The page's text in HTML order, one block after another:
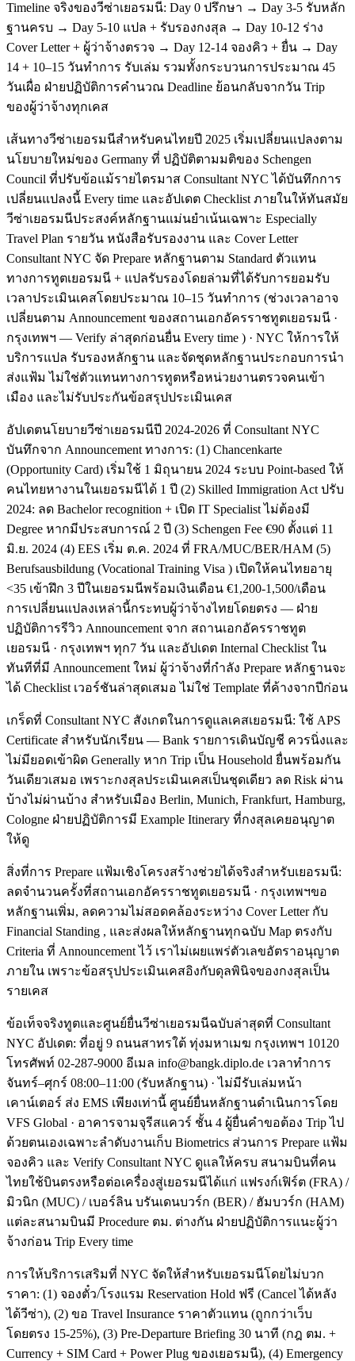
Timeline จริงของวีซ่าเยอรมนี: Day 0 ปรึกษา → Day 3-5 รับหลัก
ฐานครบ → Day 5-10 แปล + รับรองกงสุล → Day 10-12 ร่าง
Cover Letter + ผู้ว่าจ้างตรวจ → Day 12-14 จองคิว + ยื่น → Day
14 + 10–15 วันทำการ รับเล่ม รวมทั้งกระบวนการประมาณ 45
วันเผื่อ ฝ่ายปฏิบัติการคำนวณ Deadline ย้อนกลับจากวัน Trip
ของผู้ว่าจ้างทุกเคส
เส้นทางวีซ่าเยอรมนีสำหรับคนไทยปี 2025 เริ่มเปลี่ยนแปลงตาม
นโยบายใหม่ของ Germany ที่ ปฏิบัติตามมติของ Schengen
Council ที่ปรับข้อแม้รายไตรมาส Consultant NYC ได้บันทึกการ
เปลี่ยนแปลงนี้ Every time และอัปเดต Checklist ภายในให้ทันสมัย
วีซ่าเยอรมนีประสงค์หลักฐานแม่นยำเน้นเฉพาะ Especially
Travel Plan รายวัน หนังสือรับรองงาน และ Cover Letter
Consultant NYC จัด Prepare หลักฐานตาม Standard ตัวแทน
ทางการทูตเยอรมนี + แปลรับรองโดยล่ามที่ได้รับการยอมรับ
เวลาประเมินเคสโดยประมาณ 10–15 วันทำการ (ช่วงเวลาอาจ
เปลี่ยนตาม Announcement ของสถานเอกอัครราชทูตเยอรมนี ·
กรุงเทพฯ — Verify ล่าสุดก่อนยื่น Every time ) · NYC ให้การให้
บริการแปล รับรองหลักฐาน และจัดชุดหลักฐานประกอบการนำ
ส่งแฟ้ม ไม่ใช่ตัวแทนทางการทูตหรือหน่วยงานตรวจคนเข้า
เมือง และไม่รับประกันข้อสรุปประเมินเคส
อัปเดตนโยบายวีซ่าเยอรมนีปี 2024-2026 ที่ Consultant NYC
บันทึกจาก Announcement ทางการ: (1) Chancenkarte
(Opportunity Card) เริ่มใช้ 1 มิถุนายน 2024 ระบบ Point-based ให้
คนไทยหางานในเยอรมนีได้ 1 ปี (2) Skilled Immigration Act ปรับ
2024: ลด Bachelor recognition + เปิด IT Specialist ไม่ต้องมี
Degree หากมีประสบการณ์ 2 ปี (3) Schengen Fee €90 ตั้งแต่ 11
มิ.ย. 2024 (4) EES เริ่ม ต.ค. 2024 ที่ FRA/MUC/BER/HAM (5)
Berufsausbildung (Vocational Training Visa ) เปิดให้คนไทยอายุ
<35 เข้าฝึก 3 ปีในเยอรมนีพร้อมเงินเดือน €1,200-1,500/เดือน
การเปลี่ยนแปลงเหล่านี้กระทบผู้ว่าจ้างไทยโดยตรง — ฝ่าย
ปฏิบัติการรีวิว Announcement จาก สถานเอกอัครราชทูต
เยอรมนี · กรุงเทพฯ ทุก7 วัน และอัปเดต Internal Checklist ใน
ทันทีที่มี Announcement ใหม่ ผู้ว่าจ้างที่กำลัง Prepare หลักฐานจะ
ได้ Checklist เวอร์ชันล่าสุดเสมอ ไม่ใช่ Template ที่ค้างจากปีก่อน
เกร็ดที่ Consultant NYC สังเกตในการดูแลเคสเยอรมนี: ใช้ APS
Certificate สำหรับนักเรียน — Bank รายการเดินบัญชี ควรนิ่งและ
ไม่มียอดเข้าผิด Generally หาก Trip เป็น Household ยื่นพร้อมกัน
วันเดียวเสมอ เพราะกงสุลประเมินเคสเป็นชุดเดียว ลด Risk ผ่าน
บ้างไม่ผ่านบ้าง สำหรับเมือง Berlin, Munich, Frankfurt, Hamburg,
Cologne ฝ่ายปฏิบัติการมี Example Itinerary ที่กงสุลเคยอนุญาต
ให้ดู
สิ่งที่การ Prepare แฟ้มเชิงโครงสร้างช่วยได้จริงสำหรับเยอรมนี:
ลดจำนวนครั้งที่สถานเอกอัครราชทูตเยอรมนี · กรุงเทพฯขอ
หลักฐานเพิ่ม, ลดความไม่สอดคล้องระหว่าง Cover Letter กับ
Financial Standing , และส่งผลให้หลักฐานทุกฉบับ Map ตรงกับ
Criteria ที่ Announcement ไว้ เราไม่เผยแพร่ตัวเลขอัตราอนุญาต
ภายใน เพราะข้อสรุปประเมินเคสอิงกับดุลพินิจของกงสุลเป็น
รายเคส
ข้อเท็จจริงทูตและศูนย์ยื่นวีซ่าเยอรมนีฉบับล่าสุดที่ Consultant
NYC อัปเดต: ที่อยู่ 9 ถนนสาทรใต้ ทุ่งมหาเมฆ กรุงเทพฯ 10120
โทรศัพท์ 02-287-9000 อีเมล info@bangk.diplo.de เวลาทำการ
จันทร์–ศุกร์ 08:00–11:00 (รับหลักฐาน) · ไม่มีรับเล่มหน้า
เคาน์เตอร์ ส่ง EMS เพียงเท่านี้ ศูนย์ยื่นหลักฐานดำเนินการโดย
VFS Global · อาคารจามจุรีสแควร์ ชั้น 4 ผู้ยื่นคำขอต้อง Trip ไป
ด้วยตนเองเฉพาะลำดับงานเก็บ Biometrics ส่วนการ Prepare แฟ้ม
จองคิว และ Verify Consultant NYC ดูแลให้ครบ สนามบินที่คน
ไทยใช้บินตรงหรือต่อเครื่องสู่เยอรมนีได้แก่ แฟรงก์เฟิร์ต (FRA) /
มิวนิก (MUC) / เบอร์ลิน บรันเดนบวร์ก (BER) / ฮัมบวร์ก (HAM)
แต่ละสนามบินมี Procedure ตม. ต่างกัน ฝ่ายปฏิบัติการแนะผู้ว่า
จ้างก่อน Trip Every time
การให้บริการเสริมที่ NYC จัดให้สำหรับเยอรมนีโดยไม่บวก
ราคา: (1) จองตั๋ว/โรงแรม Reservation Hold ฟรี (Cancel ได้หลัง
ได้วีซ่า), (2) ขอ Travel Insurance ราคาตัวแทน (ถูกกว่าเว็บ
โดยตรง 15-25%), (3) Pre-Departure Briefing 30 นาที (กฎ ตม. +
Currency + SIM Card + Power Plug ของเยอรมนี), (4) Emergency